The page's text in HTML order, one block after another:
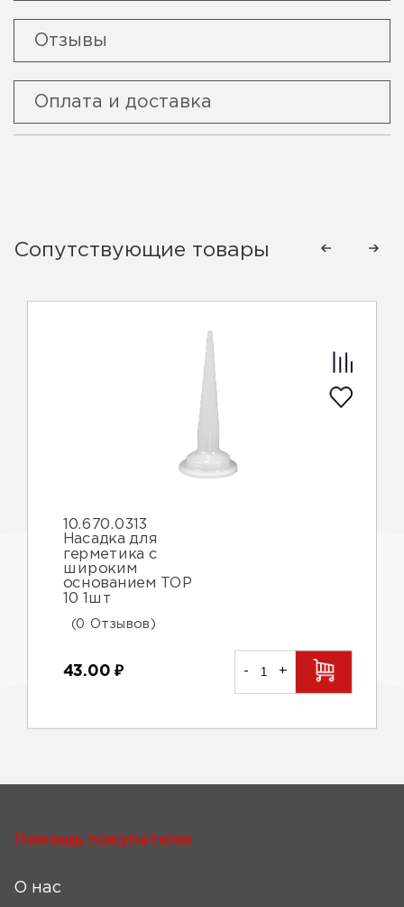
Отзывы
Оплата и доставка
Сопутствующие товары
10.670.0313
Насадка для
герметика с
широким
основанием TOP
10 1шт
(0 Отзывов)
43.00 ₽ - +
Помощь покупателю
О нас